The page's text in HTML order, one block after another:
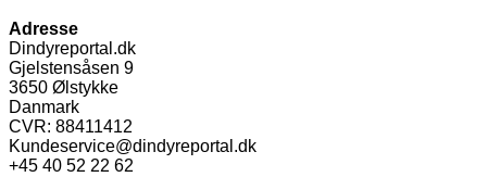
Adresse
Dindyreportal.dk
Gjelstensåsen 9
3650 Ølstykke
Danmark
CVR: 88411412
Kundeservice@dindyreportal.dk
+45 40 52 22 62